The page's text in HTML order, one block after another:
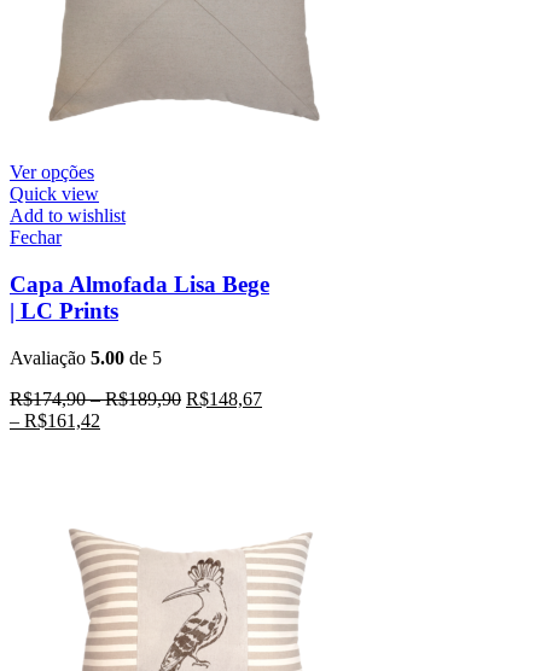
Ver opções
Quick view
Add to wishlist
Fechar
Capa Almofada Lisa Bege
| LC Prints
Avaliação 5.00 de 5
R$174,90–R$189,90 R$148,67
– R$161,42